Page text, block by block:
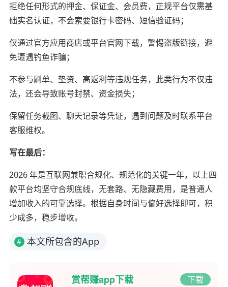
拒绝任何形式的押金、保证金、会员费，正规平台仅需基
础实名认证，不会索要银行卡密码、短信验证码；
仅通过官方应用商店或平台官网下载，警惕盗版链接，避
免遭遇钓鱼诈骗；
不参与刷单、垫资、高返利等违规任务，此类行为不仅违
法，还会导致账号封禁、资金损失；
保留任务截图、聊天记录等凭证，遇到问题及时联系平台
客服维权。
写在最后：
2026 年是互联网兼职合规化、规范化的关键一年，以上四
款平台均坚守合规底线，无套路、无隐藏费用，是普通人
增加收入的可靠选择。根据自身时间与偏好选择即可，积
少成多，稳步增收。
# 本文所包含的App
赏帮赚app下载 下载